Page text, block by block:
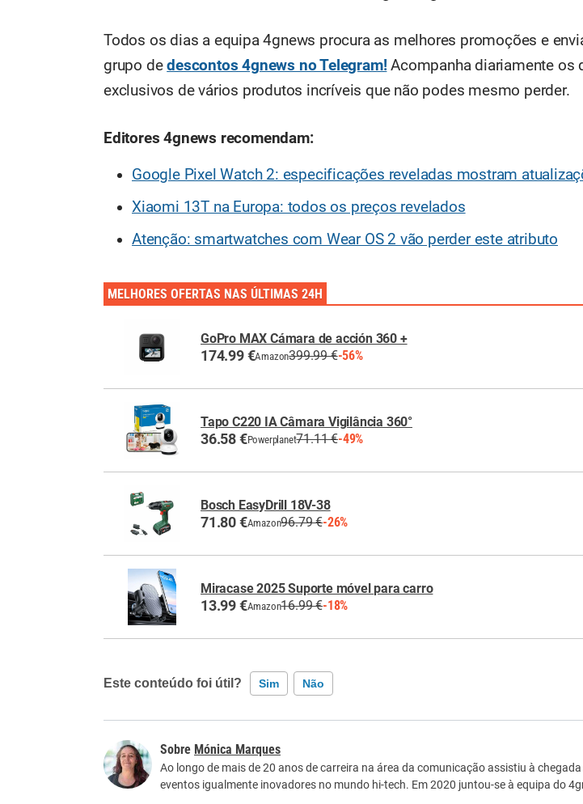
Todos os dias a equipa 4gnews procura as melhores promoções e
grupo dedescontos 4gnews no Telegram! Acompanha diariamente os
exclusivos de vários produtos incríveis que não podes mesmo perder.
Editores 4gnews recomendam:
Google Pixel Watch 2: especificações reveladas mostram
Xiaomi 13T na Europa: todos os preços revelados
Atenção: smartwatches com Wear OS 2 vão perder este atributo
MELHORES OFERTAS NAS ÚLTIMAS 24H
GoPro MAX Cámara de acción 360 +
174.99 €Amazon399.99 €-56%
Tapo C220 IA Câmara Vigilância 360°
36.58 €Powerplanet71.11 €-49%
Bosch EasyDrill 18V-38
71.80 €Amazon96.79 €-26%
Miracase 2025 Suporte móvel para carro
13.99 €Amazon16.99 €-18%
Este conteúdo foi útil? Sim Não
Este conteúdo não tem a informação que procuro
Mónica Marques
Ao longo de mais de 20 anos de carreira na área da comunicação assistiu à
eventos igualmente inovadores no mundo hi-tech. Em 2020 juntou-se à equipa do